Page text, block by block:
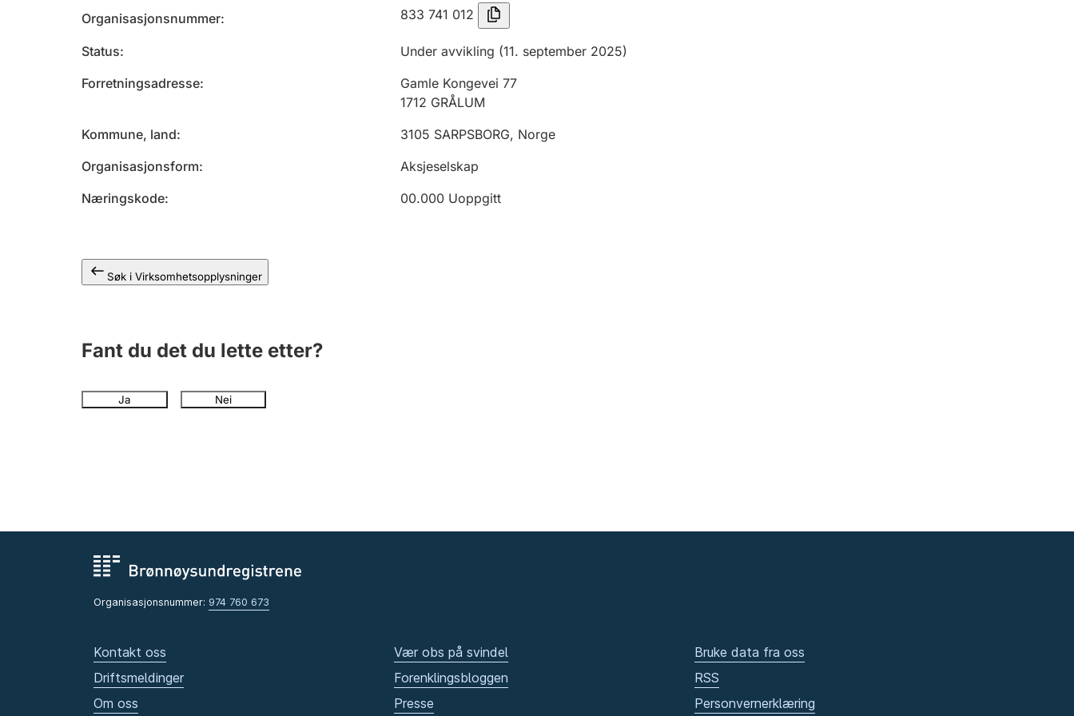
Organisasjonsnummer 833 741 012
Status Under avvikling (11. september 2025)
Forretningsadresse
Gamle Kongevei 77
1712 GRÅLUM
Kommune, land
3105 SARPSBORG, Norge
Organisasjonsform
Aksjeselskap
Næringskode
00.000 Uoppgitt
Søk i Virksomhetsopplysninger
Fant du det du lette etter?
Ja Nei
Organisasjonsnummer: 974 760 673
Kontakt oss
Driftsmeldinger
Om oss
Vær obs på svindel
Forenklingsbloggen
Presse
Bruke data fra oss
RSS
Personvernerklæring